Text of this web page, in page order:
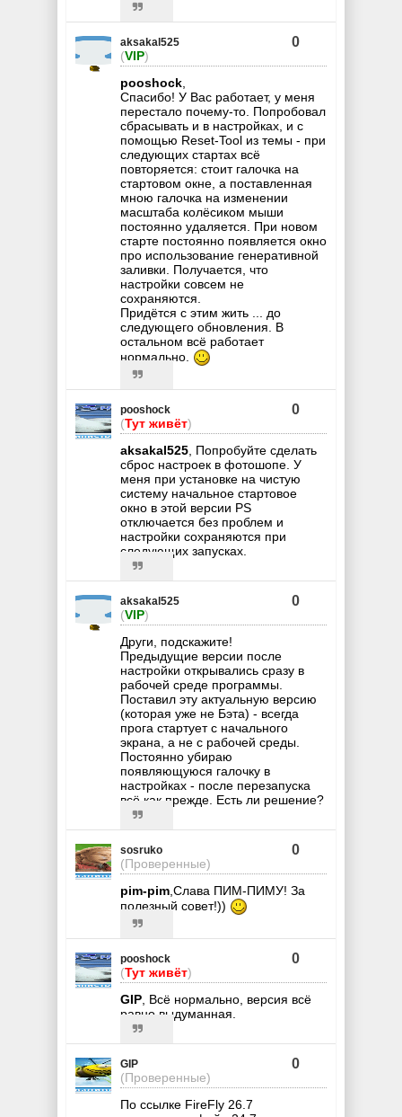
aksakal525
(VIP)
0
pooshock
Спасибо! У Вас работает, у меня
перестало почему-то. Попробовал
сбрасывать и в настройках, и с
помощью Reset-Tool из темы - при
следующих стартах всё
повторяется: стоит галочка на
стартовом окне, а поставленная
мною галочка на изменении
масштаба колёсиком мыши
постоянно удаляется. При новом
старте постоянно появляется окно
про использование генеративной
заливки. Получается, что
настройки совсем не
сохраняются.
Придётся с этим жить ... до
следующего обновления. В
остальном всё работает
нормально.
pooshock
(Тут живёт)
0
aksakal525 , Попробуйте сделать
сброс настроек в фотошопе. У
меня при установке на чистую
систему начальное стартовое
окно в этой версии PS
отключается без проблем и
настройки сохраняются при
следующих запусках.
aksakal525
(VIP)
0
Други, подскажите!
Предыдущие версии после
настройки открывались сразу в
рабочей среде программы.
Поставил эту актуальную версию
(которая уже не Бэта) - всегда
прога стартует с начального
экрана, а не с рабочей среды.
Постоянно убираю
появляющуюся галочку в
настройках - после перезапуска
всё как прежде. Есть ли решение?
sosruko
(Проверенные)
0
pim-pim ,Слава ПИМ-ПИМУ! За
полезный совет!))
pooshock
(Тут живёт)
0
GIP , Всё нормально, версия всё
равно выдуманная.
GIP
(Проверенные)
0
По ссылке FireFly 26.7